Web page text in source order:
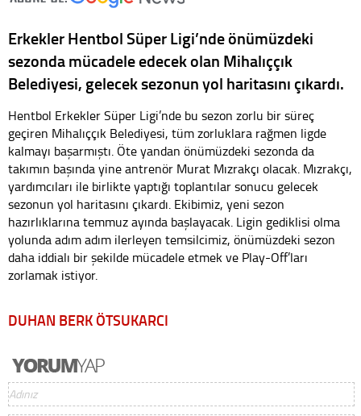
Erkekler Hentbol Süper Ligi’nde önümüzdeki
sezonda mücadele edecek olan Mihalıççık
Belediyesi, gelecek sezonun yol haritasını çıkardı.
Hentbol Erkekler Süper Ligi’nde bu sezon zorlu bir süreç
geçiren Mihalıççık Belediyesi, tüm zorluklara rağmen ligde
kalmayı başarmıştı. Öte yandan önümüzdeki sezonda da
takımın başında yine antrenör Murat Mızrakçı olacak. Mızrakçı,
yardımcıları ile birlikte yaptığı toplantılar sonucu gelecek
sezonun yol haritasını çıkardı. Ekibimiz, yeni sezon
hazırlıklarına temmuz ayında başlayacak. Ligin gediklisi olma
yolunda adım adım ilerleyen temsilcimiz, önümüzdeki sezon
daha iddialı bir şekilde mücadele etmek ve Play-Off’ları
zorlamak istiyor.
DUHAN BERK ÖTSUKARCI